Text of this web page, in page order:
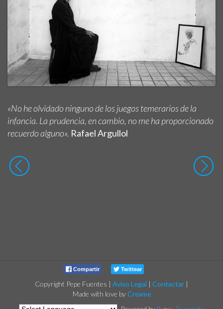
«No he olvidado ninguno de los juegos temerarios de la
infancia. La prudencia, en cambio, no me ha proporcionado
recuerdo alguno». Rafael Argullol
Compartir Twittear
Copyright Pepe Fuentes | Aviso Legal | Contactar |
Made with love byCreame